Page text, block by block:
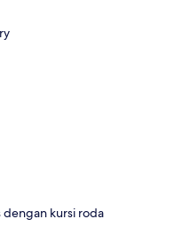
dengan kursi roda